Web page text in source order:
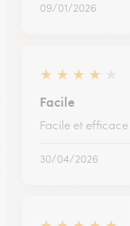
09/01/2026
★ ★ ★ ★
Facile
Facile et efficace
30/04/2026